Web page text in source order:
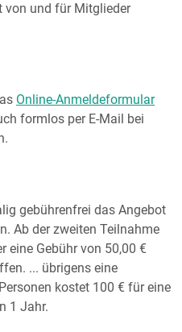
von und für Mitglieder
Online-Anmeldeformular
formlos per E-Mail bei
gebührenfrei das Angebot
Ab der zweiten Teilnahme
eine Gebühr von 50,00 €
... übrigens eine
kostet 100 € für eine
1 Jahr.